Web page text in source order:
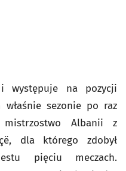
na pozycji
właśnie sezonie po raz
Albanii z
dla którego zdobył
pięciu meczach.